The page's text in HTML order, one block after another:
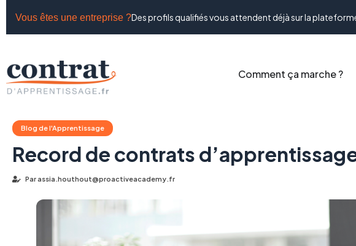
Vous êtes une entreprise ?Des profils qualifiés vous attendent déjà sur la
Comment ça marche ?
Blog de l'Apprentissage
Record de contrats
Parassia.houthout@proactiveacademy.fr